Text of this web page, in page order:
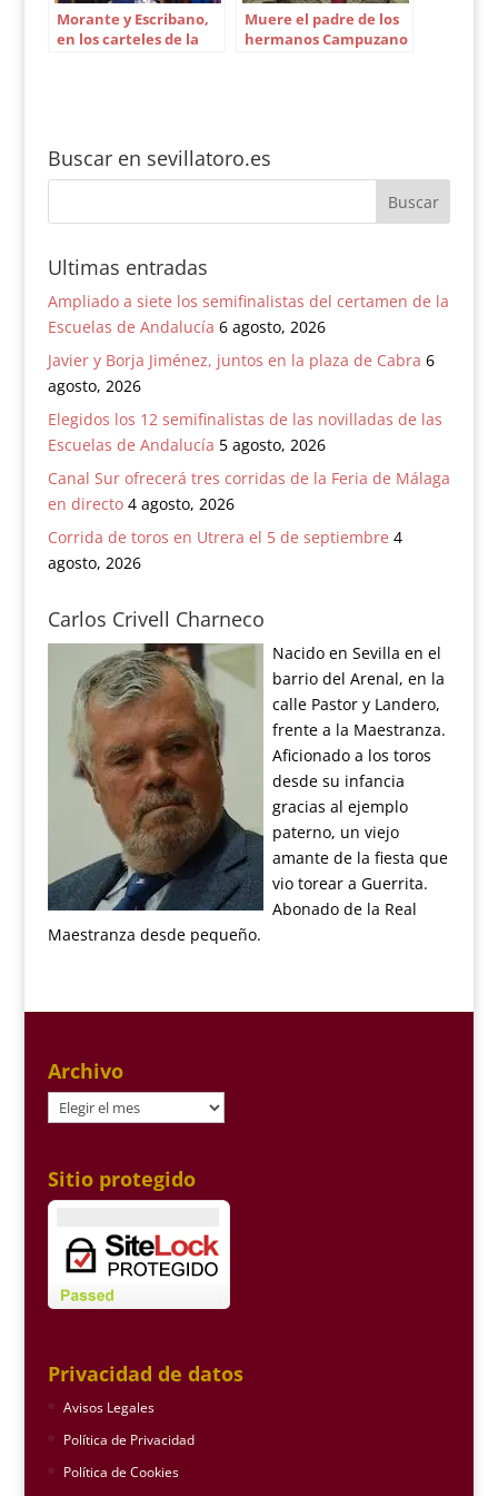
Morante y Escribano,
en los carteles de la
Muere el padre de los
hermanos Campuzano
Buscar en sevillatoro.es
Ultimas entradas
Ampliado a siete los semifinalistas del certamen de la
Escuelas de Andalucía 6 agosto, 2026
Javier y Borja Jiménez, juntos en la plaza de Cabra 6
agosto, 2026
Elegidos los 12 semifinalistas de las novilladas de las
Escuelas de Andalucía 5 agosto, 2026
Canal Sur ofrecerá tres corridas de la Feria de Málaga
en directo 4 agosto, 2026
Corrida de toros en Utrera el 5 de septiembre 4
agosto, 2026
Carlos Crivell Charneco
Nacido en Sevilla en el
barrio del Arenal, en la
calle Pastor y Landero,
frente a la Maestranza.
Aficionado a los toros
desde su infancia
gracias al ejemplo
paterno, un viejo
amante de la fiesta que
vio torear a Guerrita.
Abonado de la Real
Maestranza desde pequeño.
Archivo
Archivo
Sitio protegido
Privacidad de datos
Avisos Legales
Política de Privacidad
Política de Cookies